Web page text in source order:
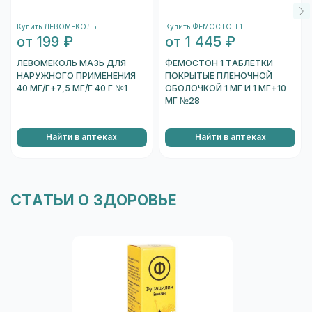
информацию о коробке.
Перейти к проверке подлинности
Купить ЛЕВОМЕКОЛЬ
от 199 ₽
ЛЕВОМЕКОЛЬ МАЗЬ ДЛЯ
НАРУЖНОГО ПРИМЕНЕНИЯ
40 МГ/Г+7,5 МГ/Г 40 Г №1
Найти в аптеках
Купить ФЕМОСТОН 1
от 1 445 ₽
ФЕМОСТОН 1 ТАБЛЕТКИ
ПОКРЫТЫЕ ПЛЕНОЧНОЙ
ОБОЛОЧКОЙ 1 МГ И 1 МГ+10
МГ №28
Найти в аптеках
СТАТЬИ О ЗДОРОВЬЕ